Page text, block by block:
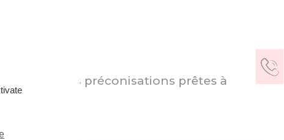
premières préconisations prêtes à